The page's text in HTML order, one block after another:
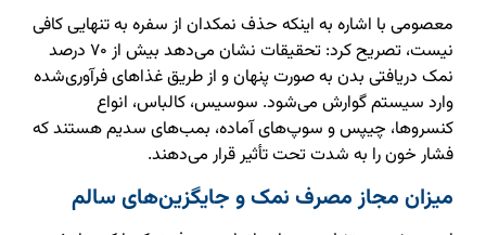
معصومی با اشاره به اینکه حذف نمکدان از سفره به تنهایی کافی
نیست، تصریح کرد: تحقیقات نشان می‌دهد بیش از ۷۰ درصد
نمک دریافتی بدن به صورت پنهان و از طریق غذاهای فرآوری‌شده
وارد سیستم گوارش می‌شود. سوسیس، کالباس، انواع
کنسروها، چیپس و سوپ‌های آماده، بمب‌های سدیم هستند که
فشار خون را به شدت تحت تأثیر قرار می‌دهند.
میزان مجاز مصرف نمک و جایگزین‌های سالم